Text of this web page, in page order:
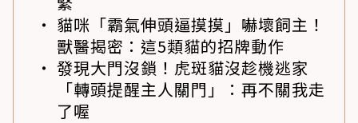
貓咪「霸氣伸頭逼摸摸」嚇壞飼主！
獸醫揭密：這5類貓的招牌動作
發現大門沒鎖！虎斑貓沒趁機逃家
「轉頭提醒主人關門」：再不關我走
了喔